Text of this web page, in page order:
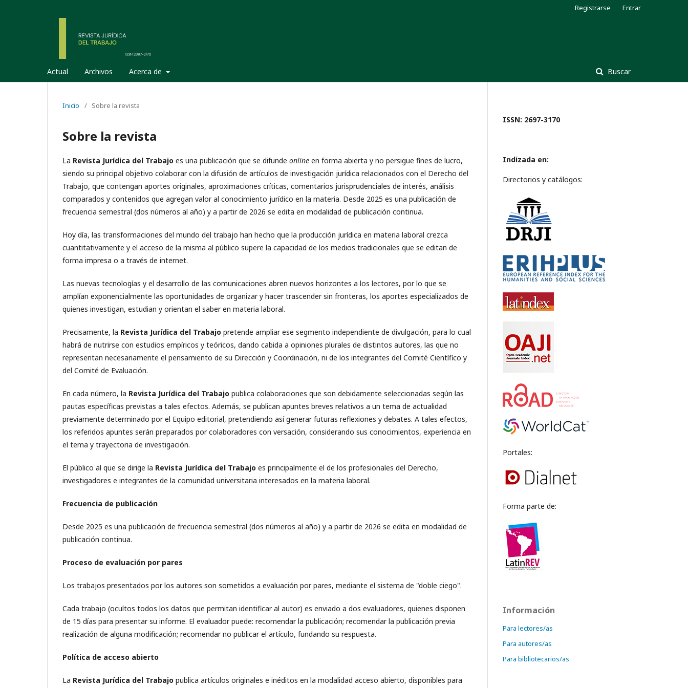
Actual Archivos Acerca de Buscar
Registrarse Entrar
Inicio / Sobre la revista
Sobre la revista
La Revista Jurídica del Trabajo es una publicación que se difunde online en forma abierta y no persigue fines de lucro,
siendo su principal objetivo colaborar con la difusión de artículos de investigación jurídica relacionados con el Derecho del
Trabajo, que contengan aportes originales, aproximaciones críticas, comentarios jurisprudenciales de interés, análisis
comparados y contenidos que agregan valor al conocimiento jurídico en la materia. Desde 2025 es una publicación de
frecuencia semestral (dos números al año) y a partir de 2026 se edita en modalidad de publicación continua.
Hoy día, las transformaciones del mundo del trabajo han hecho que la producción jurídica en materia laboral crezca
cuantitativamente y el acceso de la misma al público supere la capacidad de los medios tradicionales que se editan de
forma impresa o a través de internet.
Las nuevas tecnologías y el desarrollo de las comunicaciones abren nuevos horizontes a los lectores, por lo que se
amplían exponencialmente las oportunidades de organizar y hacer trascender sin fronteras, los aportes especializados de
quienes investigan, estudian y orientan el saber en materia laboral.
Precisamente, la Revista Jurídica del Trabajo pretende ampliar ese segmento independiente de divulgación, para lo cual
habrá de nutrirse con estudios empíricos y teóricos, dando cabida a opiniones plurales de distintos autores, las que no
representan necesariamente el pensamiento de su Dirección y Coordinación, ni de los integrantes del Comité Científico y
del Comité de Evaluación.
En cada número, la Revista Jurídica del Trabajo publica colaboraciones que son debidamente seleccionadas según las
pautas específicas previstas a tales efectos. Además, se publican apuntes breves relativos a un tema de actualidad
previamente determinado por el Equipo editorial, pretendiendo así generar futuras reflexiones y debates. A tales efectos,
los referidos apuntes serán preparados por colaboradores con versación, considerando sus conocimientos, experiencia en
el tema y trayectoria de investigación.
El público al que se dirige la Revista Jurídica del Trabajo es principalmente el de los profesionales del Derecho,
investigadores e integrantes de la comunidad universitaria interesados en la materia laboral.
Frecuencia de publicación
Desde 2025 es una publicación de frecuencia semestral (dos números al año) y a partir de 2026 se edita en modalidad de
publicación continua.
Proceso de evaluación por pares
Los trabajos presentados por los autores son sometidos a evaluación por pares, mediante el sistema de "doble ciego".
Cada trabajo (ocultos todos los datos que permitan identificar al autor) es enviado a dos evaluadores, quienes disponen
de 15 días para presentar su informe. El evaluador puede: recomendar la publicación; recomendar la publicación previa
realización de alguna modificación; recomendar no publicar el artículo, fundando su respuesta.
Política de acceso abierto
La Revista Jurídica del Trabajo publica artículos originales e inéditos en la modalidad acceso abierto, disponibles para
ISSN: 2697-3170
Indizada en:
Directorios y catálogos:
Portales:
Forma parte de:
Información
Para lectores/as
Para autores/as
Para bibliotecarios/as